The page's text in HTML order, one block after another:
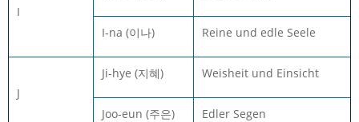
I
I-na (이나) Reine und edle Seele
J
Ji-hye (지혜) Weisheit und Einsicht
Joo-eun (주은) Edler Segen